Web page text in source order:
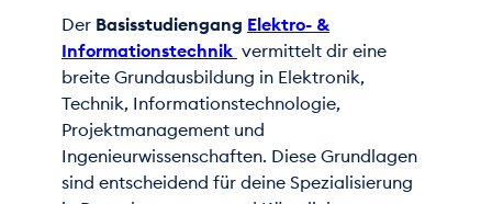
Der Basisstudiengang Elektro- &
Informationstechnik vermittelt dir eine
breite Grundausbildung in Elektronik,
Technik, Informationstechnologie,
Projektmanagement und
Ingenieurwissenschaften. Diese Grundlagen
sind entscheidend für deine Spezialisierung